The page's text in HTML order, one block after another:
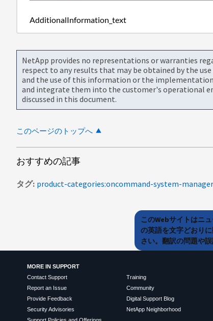
AdditionalInformation_text
NetApp provides no representations or warranties
respect to any results that may be obtained by the
and the use of this information or the
and integrate them into the customer's operational
discussed in this document.
このページのトップへ
おすすめの記事
タグ product-categories:oncommand-system-manager
このWebサイトはニ
の英語を文字どおり
さい。翻訳の問題や
MORE IN SUPPORT
Contact Support
Report an Issue
Provide Feedback
Security Advisories
Training
Community
Digital Support Blog
NetApp Neighborhood